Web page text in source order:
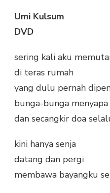
Umi Kulsum
DVD
sering kali aku
di teras rumah
yang dulu pernah
bunga-bunga menyapa
dan secangkir doa
kini hanya senja
datang dan pergi
membawa bayangku